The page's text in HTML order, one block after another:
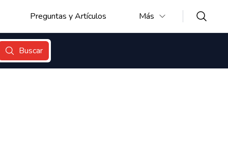
Preguntas y Artículos Más
Buscar